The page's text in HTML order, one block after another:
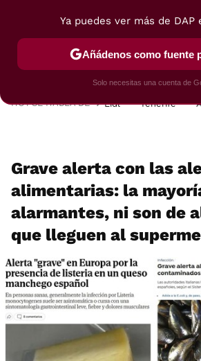
POSTRES VIAJES SELECCIÓN
HOY SE HABLA DE Lidl Tenerife
Grave alerta con las
alimentarias: la
alarmantes, ni son de
que lleguen al
Ya puedes ver más de DAP
Añádenos como fuente
Solo necesitas una cuenta de